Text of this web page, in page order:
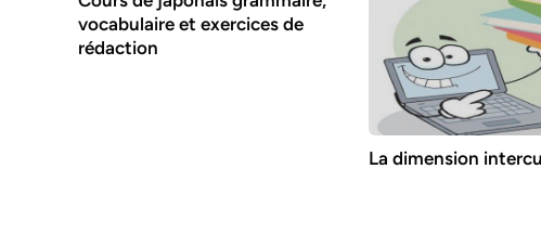
vocabulaire et exercices de
rédaction
La dimension